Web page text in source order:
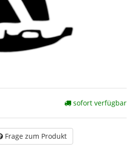
sofort verfügbar
Frage zum Produkt